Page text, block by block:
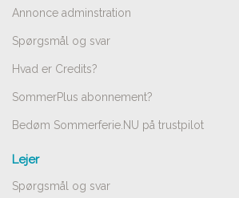
Annonce adminstration
Spørgsmål og svar
Hvad er Credits?
SommerPlus abonnement?
Bedøm Sommerferie.NU på trustpilot
Lejer
Spørgsmål og svar